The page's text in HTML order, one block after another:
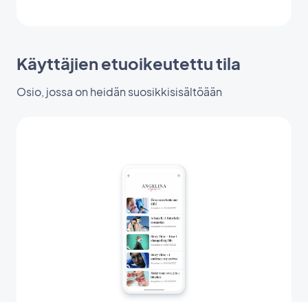
Käyttäjien etuoikeutettu tila
Osio, jossa on heidän suosikkisisältöään